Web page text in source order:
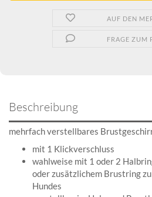
AUF DEN
FRAGE ZUM
Beschreibung
mehrfach verstellbares
mit 1 Klickverschluss
wahlweise mit 1 oder 2
oder zusätzlichem Brustring
Hundes